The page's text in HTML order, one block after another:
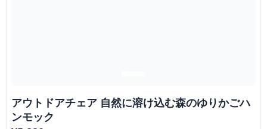
アウトドアチェア 自然に溶け込む森のゆりかごハ
ンモック